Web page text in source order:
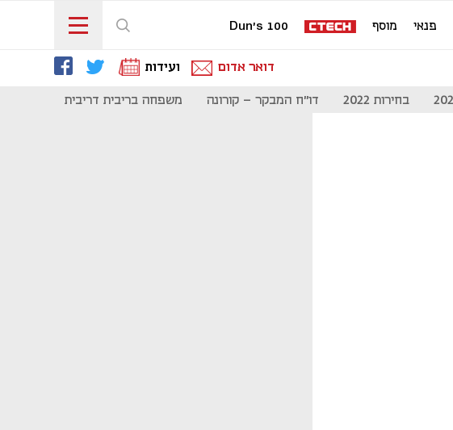
פנאי מוסף Dun's 100
דואר אדום ועידות
בחירות 2022 דו"ח המבקר - קורונה משפחה בריבית דריבית